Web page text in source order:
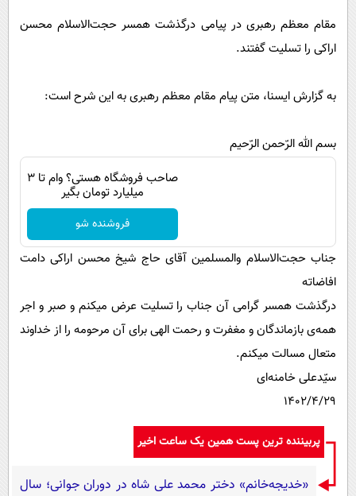
حوادث
سلامت
فرهنگی
بین الملل
اجتماعی
سیاست خارجی
روانشناسی
دانلود
مقام معظم رهبری در پیامی درگذشت همسر حجت‌الاسلام محسن
اراکی را تسلیت گفتند.
به گزارش ایسنا، متن پیام مقام معظم رهبری به این شرح است:
بسم الله الرّحمن الرّحیم
صاحب فروشگاه هستی؟ وام تا ۳
میلیارد تومان بگیر
فروشنده شو
جناب حجت‌الاسلام والمسلمین آقای حاج شیخ محسن اراکی دامت
افاضاته
درگذشت همسر گرامی آن جناب را تسلیت عرض میکنم و صبر و اجر
همه‌ی بازماندگان و مغفرت و رحمت الهی برای آن مرحومه را از خداوند
متعال مسالت میکنم.
سیّدعلی خامنه‌ای
۱۴۰۲/۴/۲۹
پربیننده ترین پست همین یک ساعت اخیر
«خدیجه‌خانم» دختر محمد علی شاه در دوران جوانی؛ سال